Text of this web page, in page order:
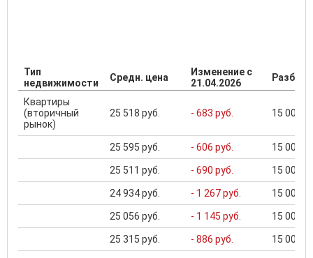
Тип
недвижимости
Средн. цена
Изменение с
21.04.2026
Квартиры
(вторичный
рынок)
25 518 руб. - 683 руб. 15 000
25 595 руб. - 606 руб. 15 000
25 511 руб. - 690 руб. 15 000
24 934 руб. - 1 267 руб. 15 000
25 056 руб. - 1 145 руб. 15 000
25 315 руб. - 886 руб. 15 000